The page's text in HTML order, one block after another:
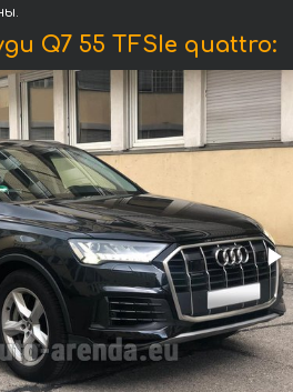
Q7 55 TFSIe quattro: